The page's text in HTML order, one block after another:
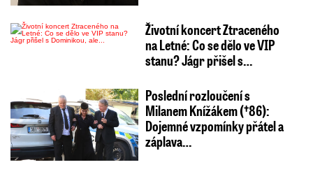
Životní koncert Ztraceného
na Letné: Co se dělo ve VIP
stanu? Jágr přišel s…
Poslední rozloučení s
Milanem Knížákem (†86):
Dojemné vzpomínky přátel a
záplava…